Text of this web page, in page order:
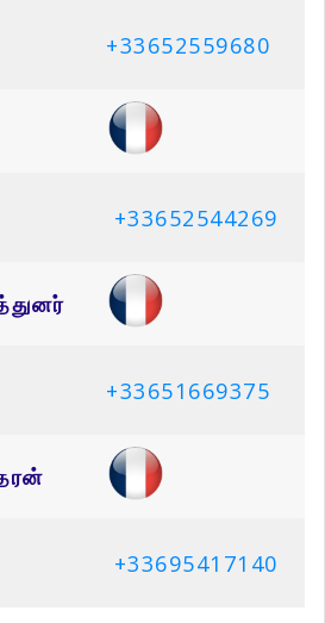
+33652559680
+33652544269
+33651669375
+33695417140